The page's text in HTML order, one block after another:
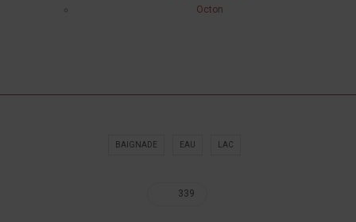
Octon
BAIGNADE EAU LAC
339